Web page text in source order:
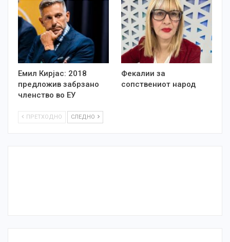
Емил Кирјас: 2018
предложив забрзано
членство во ЕУ
Фекалии за
сопствениот народ
ПРЕТХОДНО СЛЕДНО